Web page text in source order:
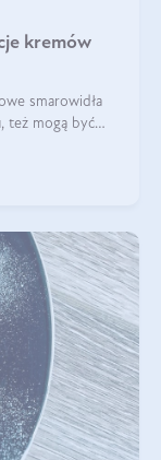
kremów
smarowidła
też mogą być